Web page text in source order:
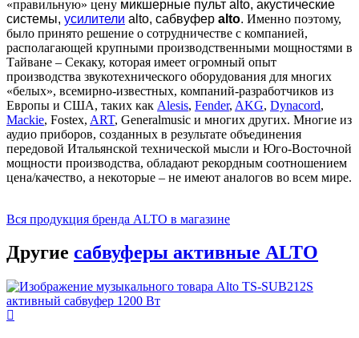
«правильную» цену микшерные пульт alto, акустические
системы, усилители alto, сабвуфер alto. Именно поэтому,
было принято решение о сотрудничестве с компанией,
располагающей крупными производственными мощностями в
Тайване – Секаку, которая имеет огромный опыт
производства звукотехнического оборудования для многих
«белых», всемирно-известных, компаний-разработчиков из
Европы и США, таких как Alesis, Fender, AKG, Dynacord,
Mackie, Fostex, ART, Generalmusic и многих других. Многие из
аудио приборов, созданных в результате объединения
передовой Итальянской технической мысли и Юго-Восточной
мощности производства, обладают рекордным соотношением
цена/качество, а некоторые – не имеют аналогов во всем мире.
Вся продукция бренда ALTO в магазине
Другие сабвуферы активные ALTO